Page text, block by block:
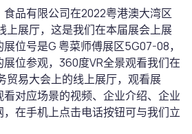
品有限公司在2022粤港澳大湾区
上展厅，这是我们在本届展会上展
位号是G 粤菜师傅展区5G07-08，
位参观，360度VR全景观看我们在
贸易大会上的线上展厅，观看展
对应场景的视频、企业介绍、企业
在手机上点击电话按钮可与我们立